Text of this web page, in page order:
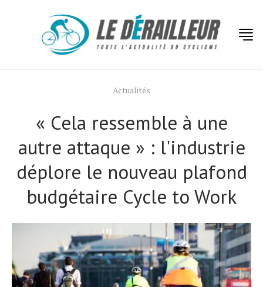
Actualités
« Cela ressemble à une
autre attaque » : l'industrie
déplore le nouveau plafond
budgétaire Cycle to Work